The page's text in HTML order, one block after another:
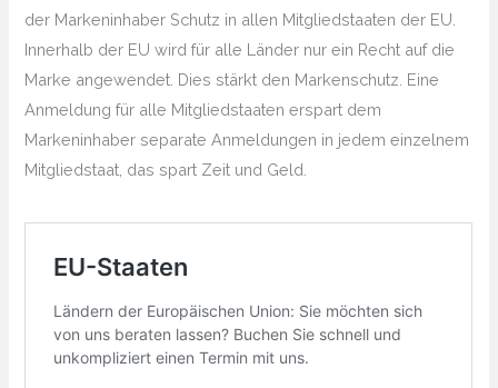
der Markeninhaber Schutz in allen Mitgliedstaaten der EU.
Innerhalb der EU wird für alle Länder nur ein Recht auf die
Marke angewendet. Dies stärkt den Markenschutz. Eine
Anmeldung für alle Mitgliedstaaten erspart dem
Markeninhaber separate Anmeldungen in jedem einzelnem
Mitgliedstaat, das spart Zeit und Geld.